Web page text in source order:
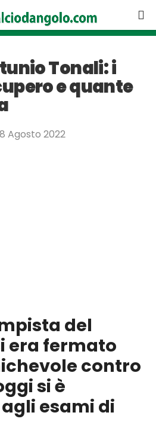
Tonali: i
e quante
8 Agosto 2022
del
era fermato
contro
si è
esami di